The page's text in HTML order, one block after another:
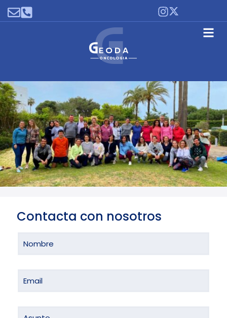
Contacta con nosotros